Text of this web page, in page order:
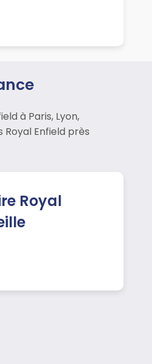
à Paris, Lyon,
Enfield près
Royal